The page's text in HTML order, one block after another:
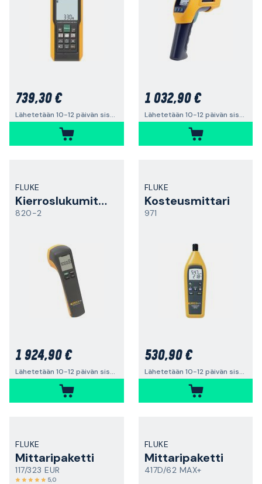
739,30 €
Lähetetään 10-12 päivän sisällä
1 032,90 €
Lähetetään 10-12 päivän sisällä
FLUKE
Kierroslukumittari
820-2
1 924,90 €
Lähetetään 10-12 päivän sisällä
FLUKE
Kosteusmittari
971
530,90 €
Lähetetään 10-12 päivän sisällä
FLUKE
Mittaripaketti
117/323 EUR
5,0
FLUKE
Mittaripaketti
417D/62 MAX+